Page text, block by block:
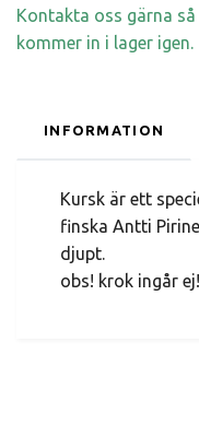
Kontakta oss gärna
kommer in i lager igen.
INFORMATION
Kursk är ett
finska Antti
djupt.
obs! krok ingår ej!